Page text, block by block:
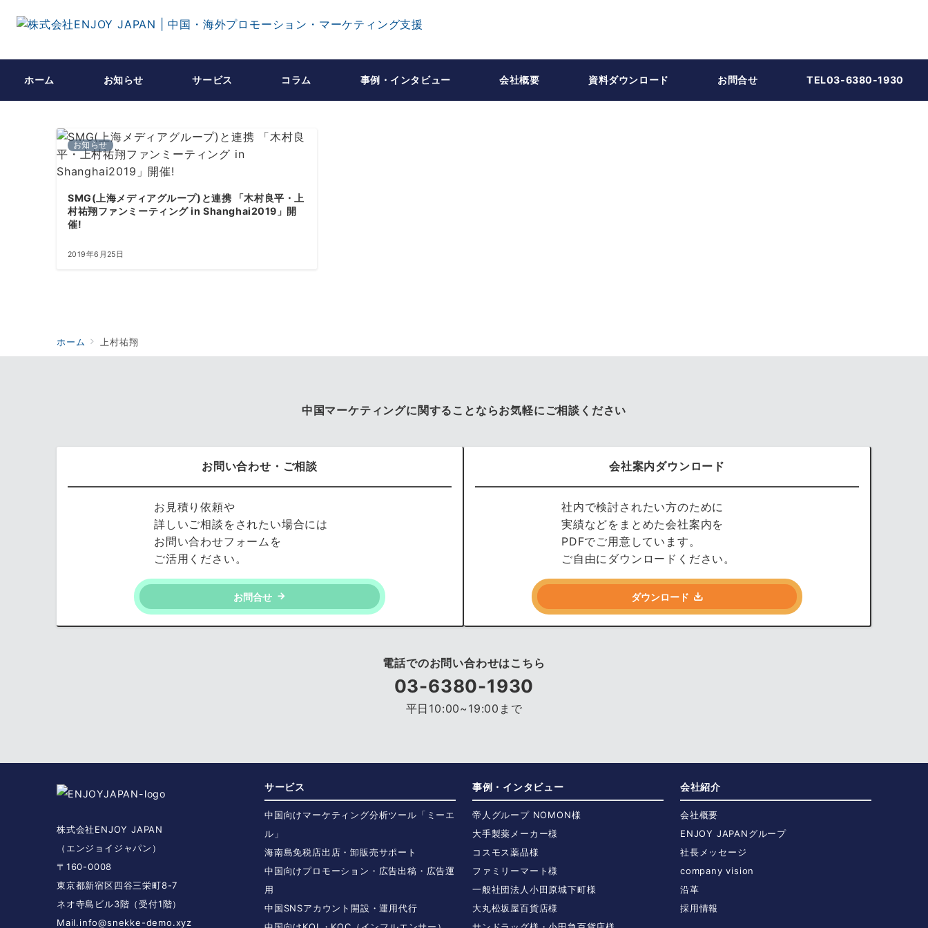
ホーム お知らせ サービス コラム 事例・インタビュー 会社概要 資料ダウンロード お問合せ TEL03-6380-1930
お知らせ
SMG(上海メディアグループ)と連携 「木村良平・上
村祐翔ファンミーティング in Shanghai2019」開
催!
2019年6月25日
ホーム 上村祐翔
中国マーケティングに関することならお気軽にご相談ください
お問い合わせ・ご相談
お見積り依頼や
詳しいご相談をされたい場合には
お問い合わせフォームを
ご活用ください。
お問合せ
会社案内ダウンロード
社内で検討されたい方のために
実績などをまとめた会社案内を
PDFでご用意しています。
ご自由にダウンロードください。
ダウンロード
電話でのお問い合わせはこちら
03-6380-1930
平日10:00~19:00まで
株式会社ENJOY JAPAN
（エンジョイジャパン）
〒160-0008
東京都新宿区四谷三栄町8-7
ネオ寺島ビル3階（受付1階）
Mail.info@snekke-demo.xyz
サービス
中国向けマーケティング分析ツール「ミーエ
ル」
海南島免税店出店・卸販売サポート
中国向けプロモーション・広告出稿・広告運
用
中国SNSアカウント開設・運用代行
事例・インタビュー
帝人グループ NOMON様
大手製薬メーカー様
コスモス薬品様
ファミリーマート様
一般社団法人小田原城下町様
大丸松坂屋百貨店様
会社紹介
会社概要
ENJOY JAPANグループ
社長メッセージ
company vision
沿革
採用情報